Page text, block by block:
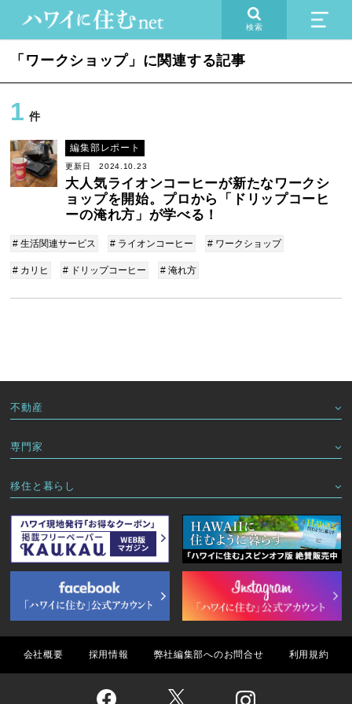
検索
「ワークショップ」に関連する記事
1 件
編集部レポート
更新日 2024.10.23
大人気ライオンコーヒーが新たなワークシ
ョップを開始。プロから「ドリップコーヒ
ーの淹れ方」が学べる！
# 生活関連サービス # ライオンコーヒー # ワークショップ
# カリヒ # ドリップコーヒー # 淹れ方
不動産
専門家
移住と暮らし
会社概要 採用情報 弊社編集部へのお問合せ 利用規約